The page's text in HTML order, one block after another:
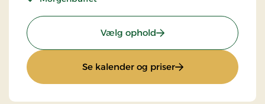
Vælg ophold: Wellness ophold
Se kalender og priser: Wellness ophold